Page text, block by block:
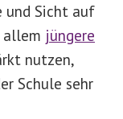
und Sicht auf
allem jüngere
nutzen,
Schule sehr